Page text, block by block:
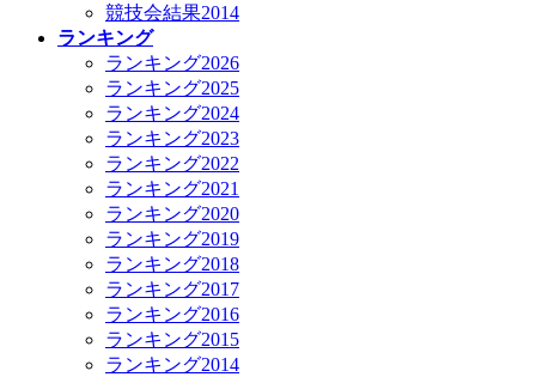
競技会結果2014
ランキング
ランキング2026
ランキング2025
ランキング2024
ランキング2023
ランキング2022
ランキング2021
ランキング2020
ランキング2019
ランキング2018
ランキング2017
ランキング2016
ランキング2015
ランキング2014